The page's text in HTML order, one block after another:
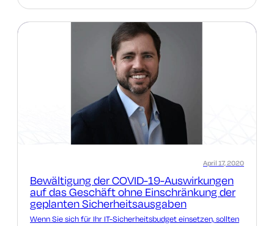
Bewältigung der COVID-19-Auswirkungen
auf das Geschäft ohne Einschränkung der
geplanten Sicherheitsausgaben
April 17, 2020
Wenn Sie sich für Ihr IT-Sicherheitsbudget einsetzen, sollten